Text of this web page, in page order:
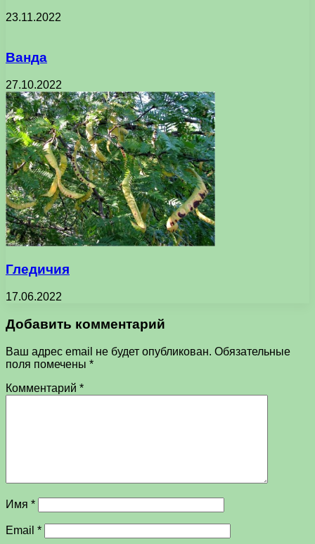
23.11.2022
Ванда
27.10.2022
Гледичия
17.06.2022
Добавить комментарий
Ваш адрес email не будет опубликован. Обязательные
поля помечены *
Комментарий *
Имя *
Email *